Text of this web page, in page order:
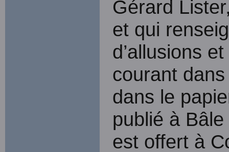
Gérard
et qui
d’allusions
courant
dans le
publié à
est offert à